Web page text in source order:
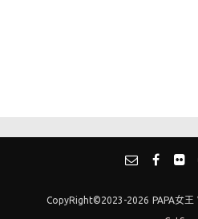
CopyRight©2023-2026 PAPA女